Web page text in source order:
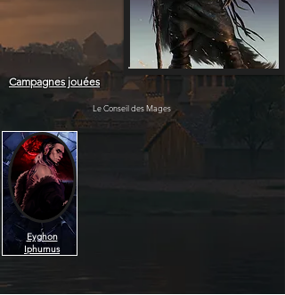
Campagnes jouées
Le Conseil des Mages
Eyghon
Iphurnus